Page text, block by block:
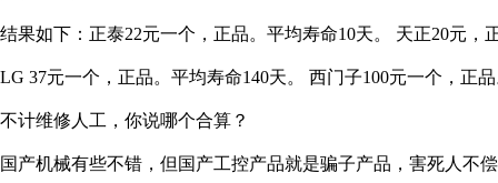
结果如下：正泰22元一个，正品。平均寿命10天。 天正20元，
LG 37元一个，正品。平均寿命140天。 西门子100元一个，正
不计维修人工，你说哪个合算？
国产机械有些不错，但国产工控产品就是骗子产品，害死人不